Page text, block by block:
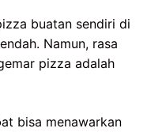
buatan sendiri di
Namun, rasa
pizza adalah
bisa menawarkan